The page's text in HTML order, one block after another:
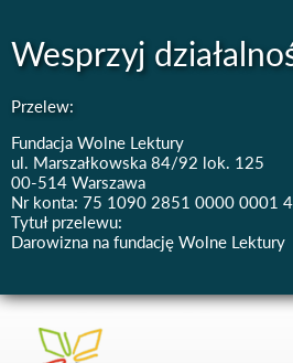
Wesprzyj
Przelew:
Fundacja Wolne Lektury
ul. Marszałkowska 84/92 lok. 125
00-514 Warszawa
Nr konta: 75 1090 2851 0000 0001
Tytuł przelewu:
Darowizna na fundację Wolne Lektury